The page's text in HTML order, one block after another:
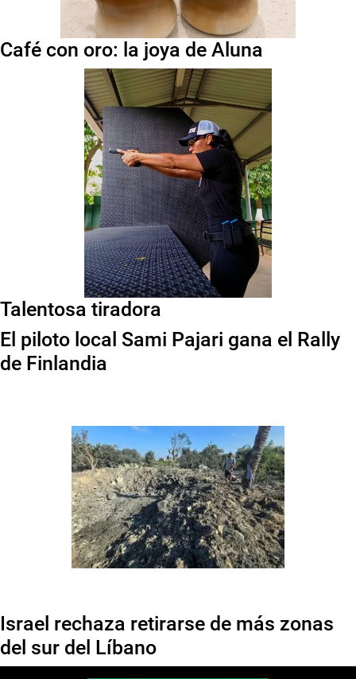
Café con oro: la joya de Aluna
Talentosa tiradora
El piloto local Sami Pajari gana el Rally
de Finlandia
Israel rechaza retirarse de más zonas
del sur del Líbano